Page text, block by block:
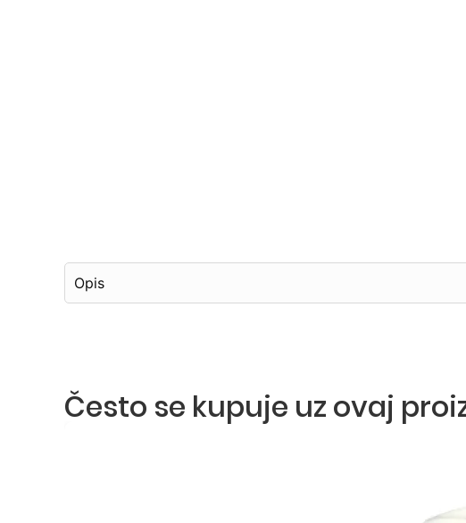
Opis
Često se kupuje uz ovaj